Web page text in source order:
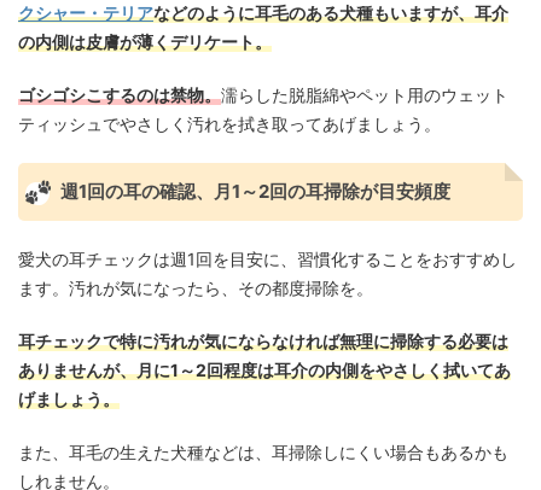
クシャー・テリアなどのように耳毛のある犬種もいますが、耳介
の内側は皮膚が薄くデリケート。
ゴシゴシこするのは禁物。濡らした脱脂綿やペット用のウェット
ティッシュでやさしく汚れを拭き取ってあげましょう。
週1回の耳の確認、月1～2回の耳掃除が目安頻度
愛犬の耳チェックは週1回を目安に、習慣化することをおすすめし
ます。汚れが気になったら、その都度掃除を。
耳チェックで特に汚れが気にならなければ無理に掃除する必要は
ありませんが、月に1～2回程度は耳介の内側をやさしく拭いてあ
げましょう。
また、耳毛の生えた犬種などは、耳掃除しにくい場合もあるかも
しれません。